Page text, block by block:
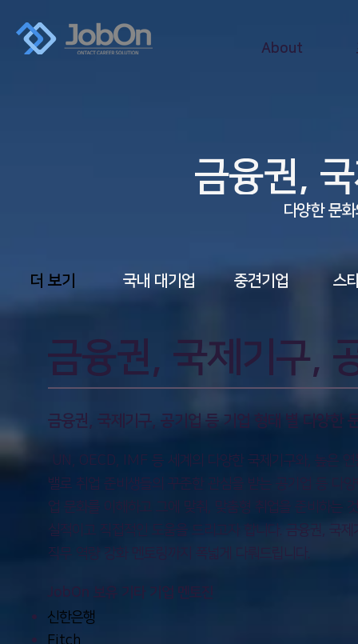
About
금융권,
다양한 문
​더 보기 ​국내 대기업 중견기업 스
금융권, 국제기구,
금융권, 국제기구, 공기업 등 기업 형태 별 다양한
UN, OECD, IMF 등 세계의 다양한 국제기구와, 높은
밸로 취업 준비생들의 꾸준한 관심을 받는 공기업 등 다
업 문화를 이해하고 그에 맞춰, 맞춤형 취업을 준비하는
실적이고 직접적인 도움을 드리고자 합니다. 금융권, 국
직무 역량 강화 멘토링까지 폭넓게 다뤄드립니다.
JobOn 보유 기타 기업 멘토진
신한은행
Fitch